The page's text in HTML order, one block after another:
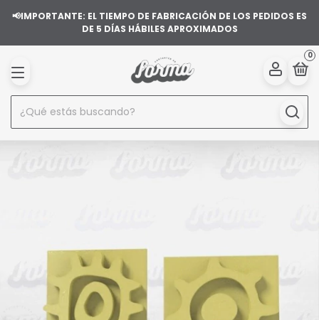
📢IMPORTANTE: EL TIEMPO DE FABRICACIÓN DE LOS PEDIDOS ES
DE 5 DÍAS HÁBILES APROXIMADOS
0